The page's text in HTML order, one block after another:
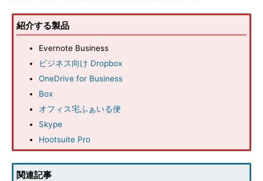
紹介する製品
Evernote Business
ビジネス向け Dropbox
OneDrive for Business
Box
オフィス宅ふぁいる便
Skype
Hootsuite Pro
関連記事